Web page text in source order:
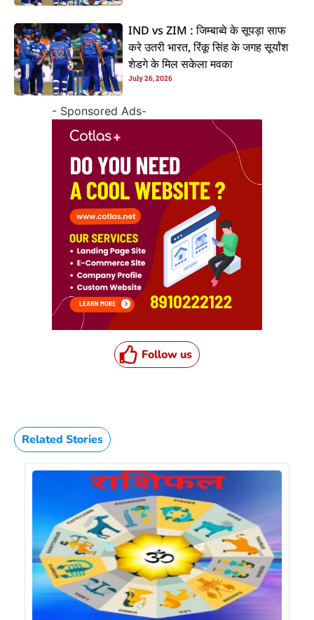
IND vs ZIM : जिम्बाब्वे के सूपड़ा साफ
करे उतरी भारत, रिंकू सिंह के जगह सूर्यांश
शेडगे के मिल सकेला मवका
July 26, 2026
- Sponsored Ads-
Follow us
Related Stories